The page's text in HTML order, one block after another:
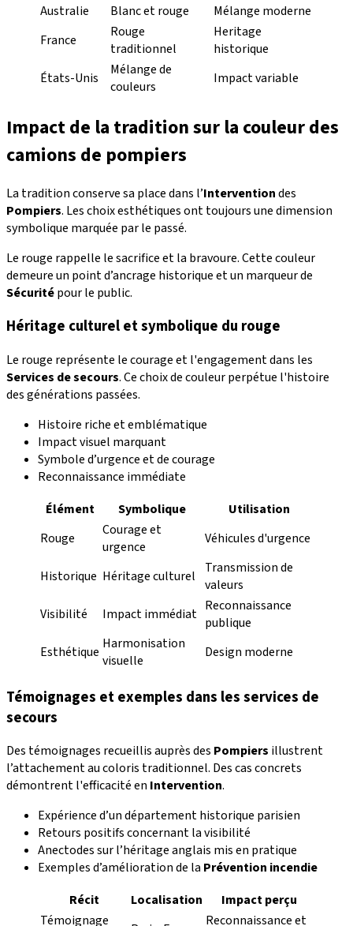
Australie
Blanc et rouge
Mélange moderne
France
Rouge
traditionnel
Heritage
historique
États-Unis
Mélange de
couleurs
Impact variable
Impact de la tradition sur la couleur des
camions de pompiers
La tradition conserve sa place dans l’Interventiondes
Pompiers. Les choix esthétiques ont toujours une dimension
symbolique marquée par le passé.
Le rouge rappelle le sacrifice et la bravoure. Cette couleur
demeure un point d’ancrage historique et un marqueur de
Sécuritépour le public.
Héritage culturel et symbolique du rouge
Le rouge représente le courage et l'engagement dans les
Services de secours. Ce choix de couleur perpétue l'histoire
des générations passées.
Histoire riche et emblématique
Impact visuel marquant
Symbole d’urgence et de courage
Reconnaissance immédiate
Élément
Symbolique
Utilisation
Rouge
Courage et
urgence
Véhicules d'urgence
Historique Héritage culturel
Transmission de
valeurs
Visibilité
Impact immédiat Reconnaissance
publique
Esthétique Harmonisation
visuelle
Design moderne
Témoignages et exemples dans les services de
secours
Des témoignages recueillis auprès des Pompiers illustrent
l’attachement au coloris traditionnel. Des cas concrets
démontrent l'efficacité en Intervention.
Expérience d’un département historique parisien
Retours positifs concernant la visibilité
Anectodes sur l’héritage anglais mis en pratique
Exemples d’amélioration de la Prévention incendie
Récit
Localisation
Impact perçu
Témoignage
Reconnaissance et